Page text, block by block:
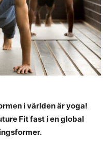
i världen är yoga!
Fit fast i en global